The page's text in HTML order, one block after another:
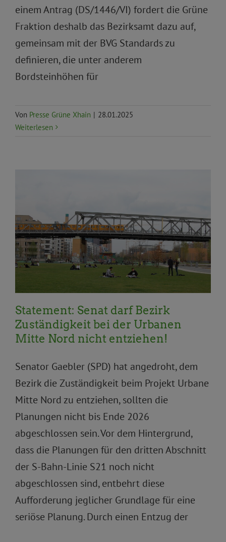
einem Antrag (DS/1446/VI) fordert die Grüne
Fraktion deshalb das Bezirksamt dazu auf,
gemeinsam mit der BVG Standards zu
definieren, die unter anderem
Bordsteinhöhen für
Von Presse Grüne Xhain | 28.01.2025
Weiterlesen
Aktuelles Bauen Stadtentwicklung und Wohnen
Statement
Statement: Senat darf Bezirk
Zuständigkeit bei der Urbanen
Mitte Nord nicht entziehen!
Senator Gaebler (SPD) hat angedroht, dem
Bezirk die Zuständigkeit beim Projekt Urbane
Mitte Nord zu entziehen, sollten die
Planungen nicht bis Ende 2026
abgeschlossen sein. Vor dem Hintergrund,
dass die Planungen für den dritten Abschnitt
der S-Bahn-Linie S21 noch nicht
abgeschlossen sind, entbehrt diese
Aufforderung jeglicher Grundlage für eine
seriöse Planung. Durch einen Entzug der